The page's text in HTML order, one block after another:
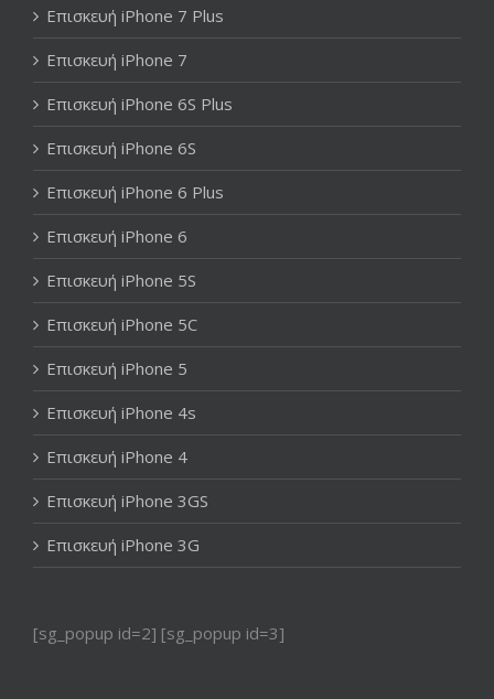
Επισκευή iPhone 7 Plus
Επισκευή iPhone 7
Επισκευή iPhone 6S Plus
Επισκευή iPhone 6S
Επισκευή iPhone 6 Plus
Επισκευή iPhone 6
Επισκευή iPhone 5S
Επισκευή iPhone 5C
Επισκευή iPhone 5
Επισκευή iPhone 4s
Επισκευή iPhone 4
Επισκευή iPhone 3GS
Επισκευή iPhone 3G
[sg_popup id=2] [sg_popup id=3]